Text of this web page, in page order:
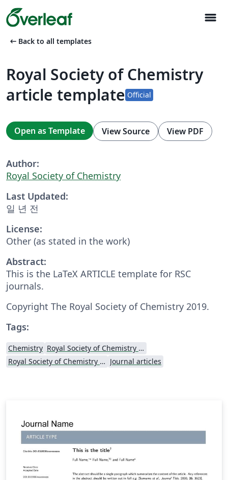
menu
arrow_left_alt Back to all templates
Royal Society of Chemistry
article template Official
Open as Template View Source View PDF
Author:
Royal Society of Chemistry
Last Updated:
일 년 전
License:
Other (as stated in the work)
Abstract:
This is the LaTeX ARTICLE template for RSC
journals.
Copyright The Royal Society of Chemistry 2019.
Tags:
Chemistry
Royal Society of Chemistry (RSC)
Royal Society of Chemistry (RSC) - Official Templates Journal articles